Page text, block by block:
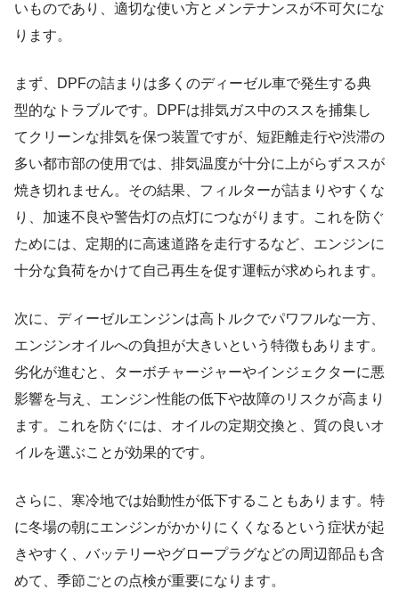
いものであり、適切な使い方とメンテナンスが不可欠にな
ります。
まず、DPFの詰まりは多くのディーゼル車で発生する典
型的なトラブルです。DPFは排気ガス中のススを捕集し
てクリーンな排気を保つ装置ですが、短距離走行や渋滞の
多い都市部の使用では、排気温度が十分に上がらずススが
焼き切れません。その結果、フィルターが詰まりやすくな
り、加速不良や警告灯の点灯につながります。これを防ぐ
ためには、定期的に高速道路を走行するなど、エンジンに
十分な負荷をかけて自己再生を促す運転が求められます。
次に、ディーゼルエンジンは高トルクでパワフルな一方、
エンジンオイルへの負担が大きいという特徴もあります。
劣化が進むと、ターボチャージャーやインジェクターに悪
影響を与え、エンジン性能の低下や故障のリスクが高まり
ます。これを防ぐには、オイルの定期交換と、質の良いオ
イルを選ぶことが効果的です。
さらに、寒冷地では始動性が低下することもあります。特
に冬場の朝にエンジンがかかりにくくなるという症状が起
きやすく、バッテリーやグロープラグなどの周辺部品も含
めて、季節ごとの点検が重要になります。